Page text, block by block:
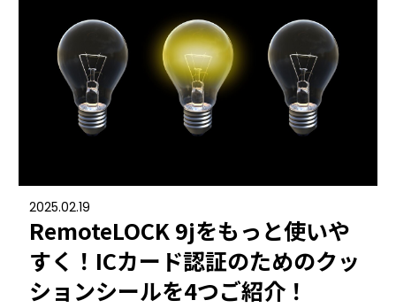
2025.02.19
RemoteLOCK 9jをもっと使いや
すく！ICカード認証のためのクッ
ションシールを4つご紹介！
RemoteLOCK
ご質問
寄せられた
介します
RemoteLOCKって何が
できるの？をご紹介します
詳しくみる
業種別の活用
お客様の声